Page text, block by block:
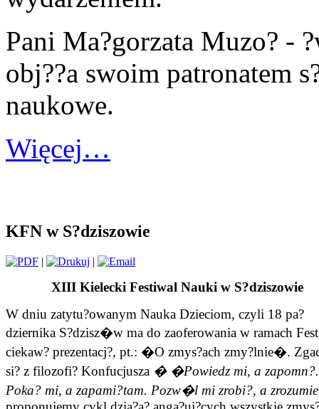
Pani Ma?gorzata Muzo? -
obj??a swoim patronatem
naukowe.
Więcej…
KFN w S?dziszowie
| |
XIII Kielecki Festiwal Nauki w S?dziszowie
W dniu zatytu?owanym Nauka Dzieciom, czyli 18 pa?
dziernika S?dzisz�w ma do zaoferowania w ramach
ciekaw? prezentacj?, pt.: �O zmys?ach zmy?lnie�.
si? z filozofi? Konfucjusza � �Powiedz mi, a zapomn?.
Poka? mi, a zapami?tam. Pozw�l mi zrobi?, a